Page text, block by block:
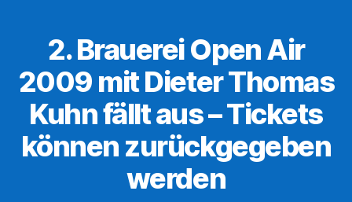
2. Brauerei Open Air
2009 mit Dieter Thomas
Kuhn fällt aus – Tickets
können zurückgegeben
werden